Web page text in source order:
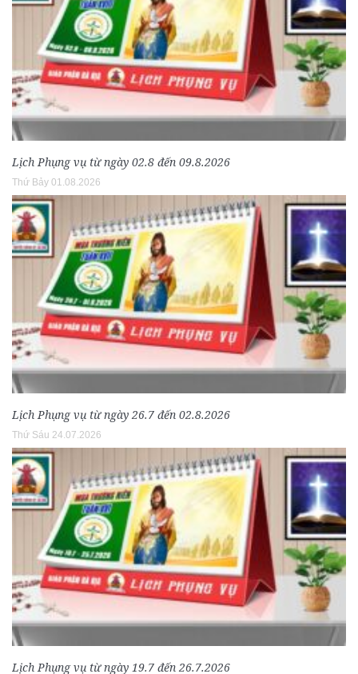
Lịch Phụng vụ từ ngày 02.8 đến 09.8.2026
Thứ Bảy 01.08.2026
Lịch Phụng vụ từ ngày 26.7 đến 02.8.2026
Thứ Sáu 24.07.2026
Lịch Phụng vụ từ ngày 19.7 đến 26.7.2026